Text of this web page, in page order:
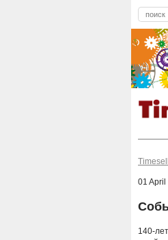
01 April
140-